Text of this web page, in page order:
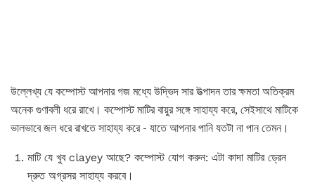
উল্লেখ্য যে কম্পোস্ট আপনার গজ মধ্যে উদ্ভিদ সার উত্পাদন তার ক্ষমতা অতিক্রম
অনেক গুণাবলী ধরে রাখে। কম্পোস্ট মাটির বায়ুর সঙ্গে সাহায্য করে, সেইসাথে মাটিকে
ভালভাবে জল ধরে রাখতে সাহায্য করে - যাতে আপনার পানি যতটা না পান তেমন।
মাটি যে খুব clayey আছে? কম্পোস্ট যোগ করুন: এটা কাদা মাটির ড্রেন
দ্রুত অগ্রসর সাহায্য করবে।